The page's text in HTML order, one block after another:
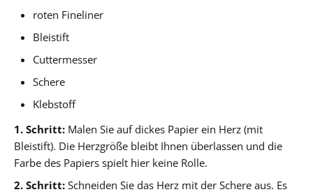
roten Fineliner
Bleistift
Cuttermesser
Schere
Klebstoff
1. Schritt: Malen Sie auf dickes Papier ein Herz (mit
Bleistift). Die Herzgröße bleibt Ihnen überlassen und die
Farbe des Papiers spielt hier keine Rolle.
2. Schritt: Schneiden Sie das Herz mit der Schere aus. Es